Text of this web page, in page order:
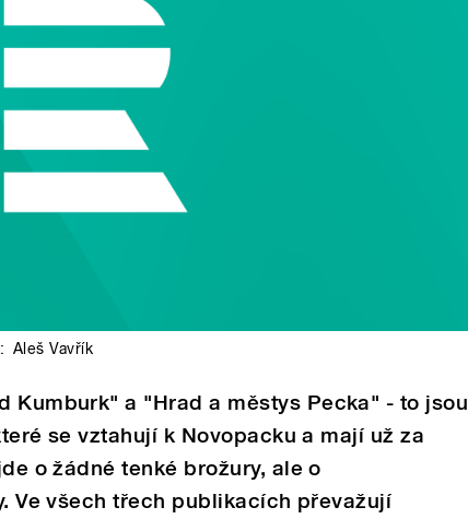
Aleš Vavřík
Kumburk" a "Hrad a městys Pecka" - to jsou
se vztahují k Novopacku a mají už za
o žádné tenké brožury, ale o
Ve všech třech publikacích převažují